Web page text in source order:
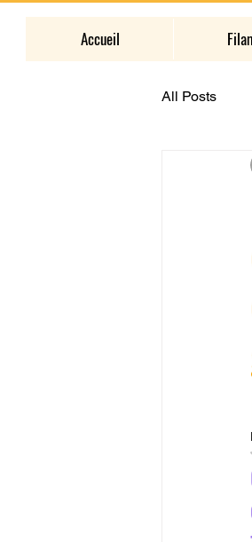
Accueil
All Posts
Bambu